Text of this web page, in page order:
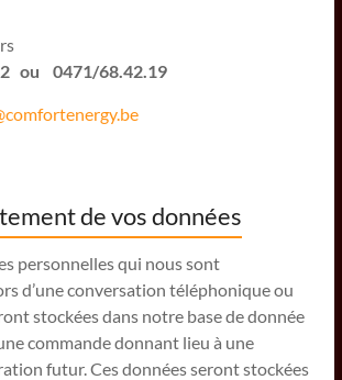
ou 0471/68.42.19
de vos données
personnelles qui nous sont
d’une conversation téléphonique ou
stockées dans notre base de donnée
commande donnant lieu à une
futur. Ces données seront stockées